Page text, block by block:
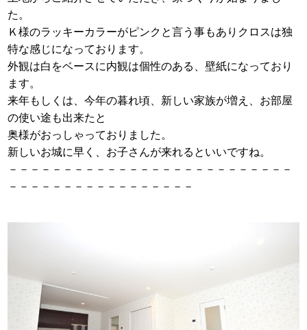
た。
Ｋ様のラッキーカラーがピンクと言う事もありクロスは独
特な感じになっております。
外観は白をベースに内観は個性のある、壁紙になっており
ます。
来年もしくは、今年の暮れ頃、新しい家族が増え、お部屋
の使い途も出来たと
奥様がおっしゃっておりました。
新しいお城に早く、お子さんが来れるといいですね。
－－－－－－－－－－－－－－－－－－－－－－－－－－
－－－－－－－－－－－－－－－－－